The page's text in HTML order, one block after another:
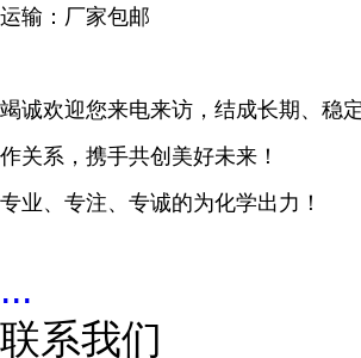
运输：厂家包邮
竭诚欢迎您来电来访，结成长期、稳
作关系，携手共创美好未来！
专业、专注、专诚的为化学出力！
...
联系我们